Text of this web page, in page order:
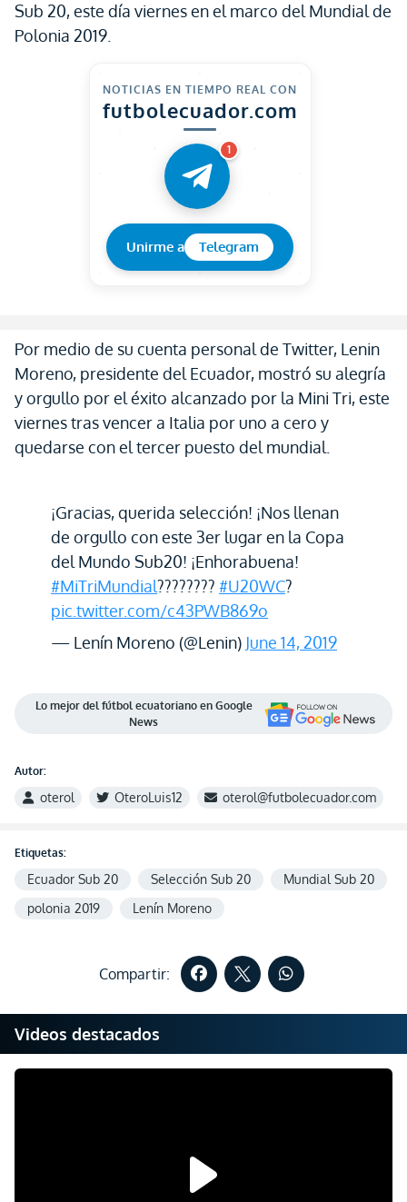
Sub 20, este día viernes en el marco del Mundial de
Polonia 2019.
NOTICIAS EN TIEMPO REAL CON
futbolecuador.com
1
Unirme a Telegram
Por medio de su cuenta personal de Twitter, Lenin
Moreno, presidente del Ecuador, mostró su alegría
y orgullo por el éxito alcanzado por la Mini Tri, este
viernes tras vencer a Italia por uno a cero y
quedarse con el tercer puesto del mundial.
¡Gracias, querida selección! ¡Nos llenan
de orgullo con este 3er lugar en la Copa
del Mundo Sub20! ¡Enhorabuena!
#MiTriMundial???????? #U20WC?
pic.twitter.com/c43PWB869o
— Lenín Moreno (@Lenin) June 14, 2019
Lo mejor del fútbol ecuatoriano en Google
News
Autor:
oterol OteroLuis12 oterol@futbolecuador.com
Etiquetas:
Ecuador Sub 20 Selección Sub 20
Mundial Sub 20
polonia 2019
Lenín Moreno
Compartir:
Videos destacados